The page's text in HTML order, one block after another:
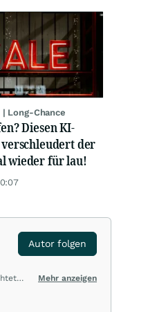
Long-Chance
Diesen KI-
der
wieder für lau!
Autor folgen
Mehr anzeigen